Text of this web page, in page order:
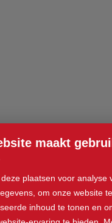
maakt
plaatsen voor analyse
om onze website
inhoud te tonen en